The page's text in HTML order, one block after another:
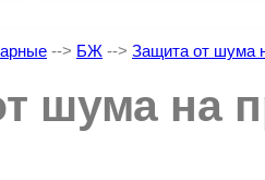
--> БЖ --> Защита от шума
шума на